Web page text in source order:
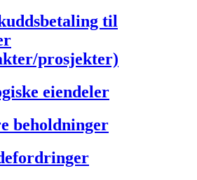
til
prosjekter)
eiendeler
beholdninger